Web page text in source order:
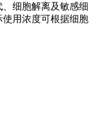
细胞解离及敏感细
用浓度可根据细胞